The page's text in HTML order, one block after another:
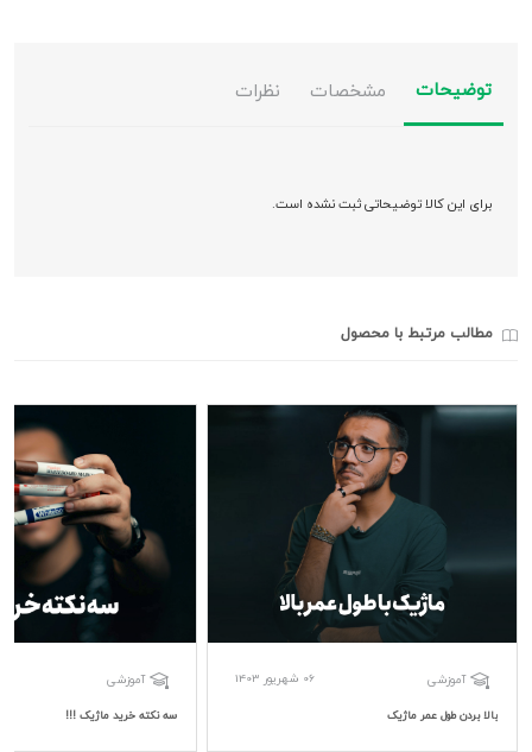
توضیحات مشخصات نظرات
برای این کالا توضیحاتی ثبت نشده است.
مطالب مرتبط با محصول
آموزشی 06 شهریور 1403
بالا بردن طول عمر ماژیک
آموزشی
سه نکته خرید ماژیک !!!